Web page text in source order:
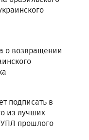
о возвращении
подписать в
из лучших
прошлого